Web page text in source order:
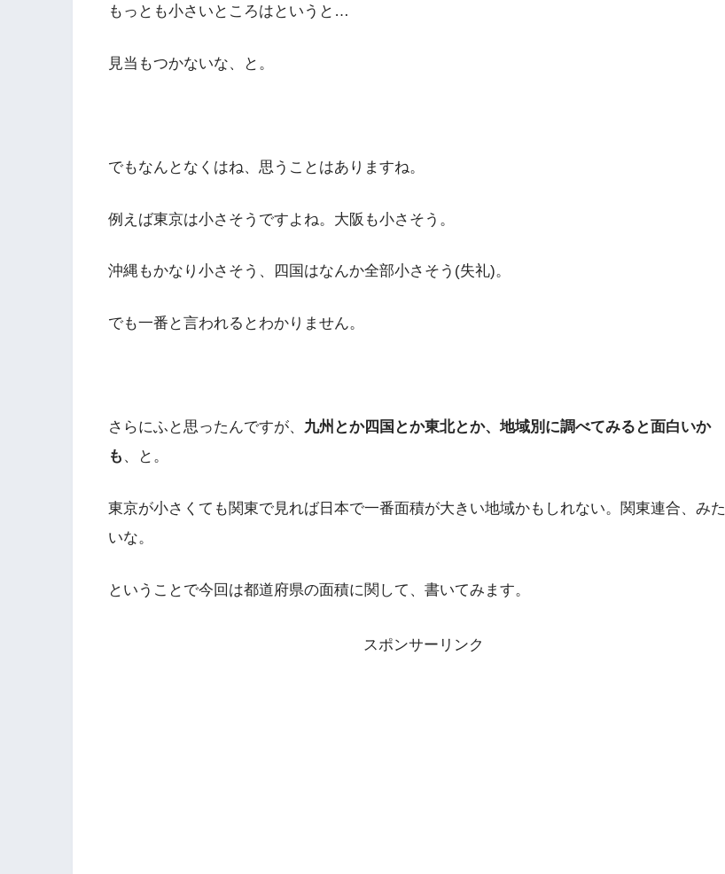
もっとも小さいところはというと…
見当もつかないな、と。
でもなんとなくはね、思うことはありますね。
例えば東京は小さそうですよね。大阪も小さそう。
沖縄もかなり小さそう、四国はなんか全部小さそう(失礼)。
でも一番と言われるとわかりません。
さらにふと思ったんですが、 九州とか四国とか東北とか、地域別に調べてみると面白いか
も 、と。
東京が小さくても関東で見れば日本で一番面積が大きい地域かもしれない。関東連合、みた
いな。
ということで今回は都道府県の面積に関して、書いてみます。
スポンサーリンク